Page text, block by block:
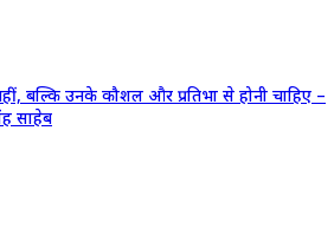
बल्कि उनके कौशल और प्रतिभा से होनी चाहिए –
साहेब